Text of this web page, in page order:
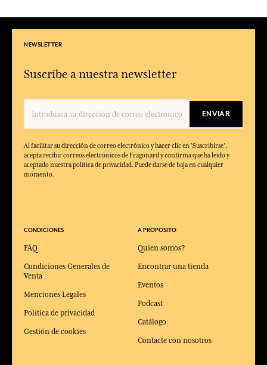
NEWSLETTER
Suscríbe a nuestra newsletter
ENVIAR
Al facilitar su dirección de correo electrónico y hacer clic en 'Suscribirse',
acepta recibir correos electrónicos de Fragonard y confirma que ha leído y
aceptado nuestra política de privacidad. Puede darse de baja en cualquier
momento.
CONDICIONES
FAQ
Condiciones Generales de
Venta
Menciones Legales
Política de privacidad
Gestión de cookies
A PROPOSITO
Quien somos?
Encontrar una tienda
Eventos
Podcast
Catálogo
Contacte con nosotros